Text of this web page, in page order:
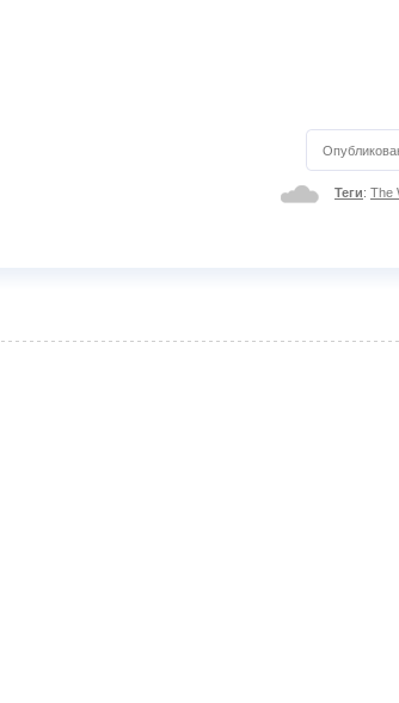
Теги: The